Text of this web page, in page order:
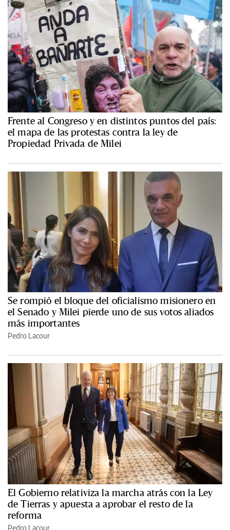
Frente al Congreso y en distintos puntos del país:
el mapa de las protestas contra la ley de
Propiedad Privada de Milei
Se rompió el bloque del oficialismo misionero en
el Senado y Milei pierde uno de sus votos aliados
más importantes
Pedro Lacour
El Gobierno relativiza la marcha atrás con la Ley
de Tierras y apuesta a aprobar el resto de la
reforma
Pedro Lacour